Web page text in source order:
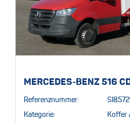
MERCEDES-BENZ 516
Referenznummer:
Kategorie: Koffer